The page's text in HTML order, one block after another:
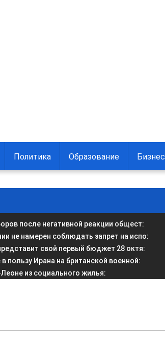
Политика Образование Бизнес
после негативной реакции общест:
не намерен соблюдать запрет на испо:
свой первый бюджет 28 октя:
Ирана на британской военной:
из социального жилья: